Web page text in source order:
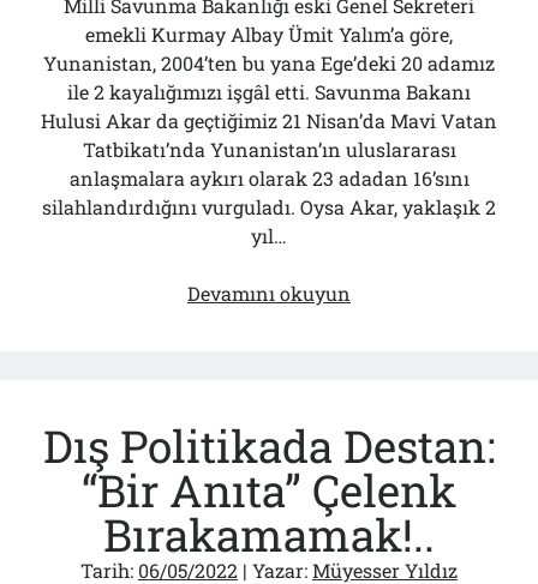
Milli Savunma Bakanlığı eski Genel Sekreteri
emekli Kurmay Albay Ümit Yalım’a göre,
Yunanistan, 2004’ten bu yana Ege’deki 20 adamız
ile 2 kayalığımızı işgâl etti. Savunma Bakanı
Hulusi Akar da geçtiğimiz 21 Nisan’da Mavi Vatan
Tatbikatı’nda Yunanistan’ın uluslararası
anlaşmalara aykırı olarak 23 adadan 16’sını
silahlandırdığını vurguladı. Oysa Akar, yaklaşık 2
yıl…
Devamını okuyun
Dış Politikada Destan:
“Bir Anıta” Çelenk
Bırakamamak!..
Tarih: 06/05/2022 | Yazar:Müyesser Yıldız